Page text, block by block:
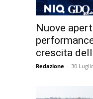
Nuove
crescita
Redazione - 30